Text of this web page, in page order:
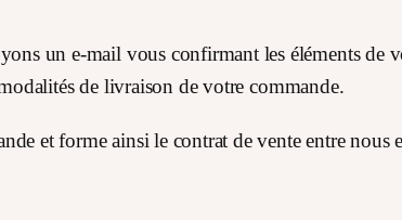
un e-mail vous confirmant les éléments de
de livraison de votre commande.
et forme ainsi le contrat de vente entre nous